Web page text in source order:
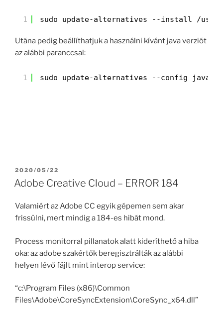
1 sudo update-alternatives --install /
Utána pedig beállíthatjuk a használni kívánt java verziót
az alábbi paranccsal:
1 sudo update-alternatives --config java
POSTED
ON
2020/05/22
Adobe Creative Cloud – ERROR 184
Valamiért az Adobe CC egyik gépemen sem akar
frissülni, mert mindig a 184-es hibát mond.
Process monitorral pillanatok alatt kideríthető a hiba
oka: az adobe szakértők beregisztrálták az alábbi
helyen lévő fájlt mint interop service:
“c:\Program Files (x86)\Common
Files\Adobe\CoreSyncExtension\CoreSync_x64.dll”